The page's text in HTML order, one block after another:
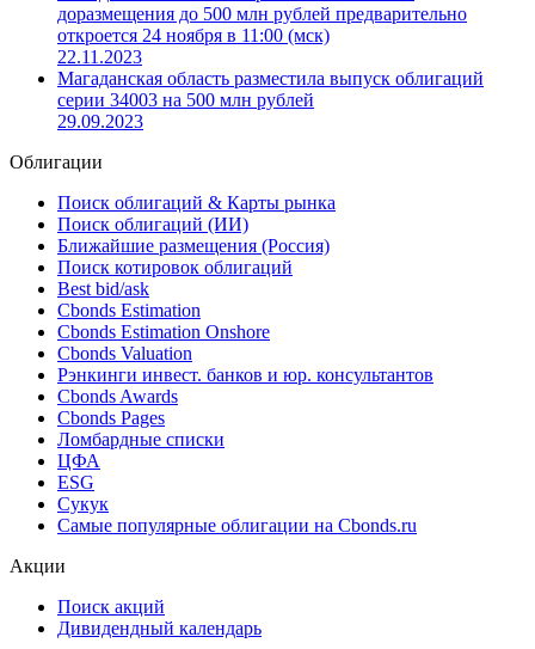
14:00 (мск)
24.11.2023
Книга заявок по государственным облигациям
Магаданской области серии 34003 объемом
доразмещения до 500 млн рублей предварительно
откроется 24 ноября в 11:00 (мск)
Магаданская область разместила выпуск облигаций
29.09.2023
Облигации
Поиск облигаций & Карты рынка
Поиск облигаций (ИИ)
Ближайшие размещения (Россия)
Поиск котировок облигаций
Best bid/ask
Cbonds Estimation
Cbonds Estimation Onshore
Cbonds Valuation
Рэнкинги инвест. банков и юр. консультантов
Cbonds Awards
Cbonds Pages
Ломбардные списки
ESG
Самые популярные облигации на Cbonds.ru